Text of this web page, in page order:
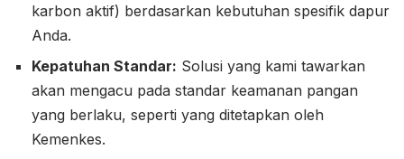
karbon aktif) berdasarkan kebutuhan spesifik dapur
Anda.
Kepatuhan Standar: Solusi yang kami tawarkan
akan mengacu pada standar keamanan pangan
yang berlaku, seperti yang ditetapkan oleh
Kemenkes.